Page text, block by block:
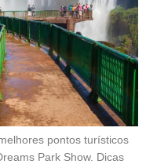
pontos turísticos
Park Show. Dicas